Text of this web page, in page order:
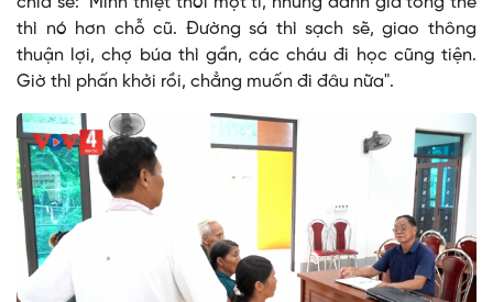
thì nó hơn chỗ cũ. Đường sá thì sạch sẽ, giao thông
thuận lợi, chợ búa thì gần, các cháu đi học cũng tiện.
Giờ thì phấn khởi rồi, chẳng muốn đi đâu nữa".